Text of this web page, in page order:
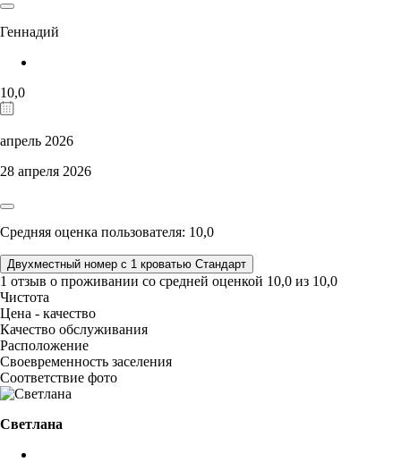
Геннадий
10,0
апрель 2026
28 апреля 2026
Средняя оценка пользователя: 10,0
Двухместный номер с 1 кроватью Стандарт
1 отзыв о проживании со средней оценкой 10,0 из 10,0
Чистота
Цена - качество
Качество обслуживания
Расположение
Своевременность заселения
Соответствие фото
Светлана